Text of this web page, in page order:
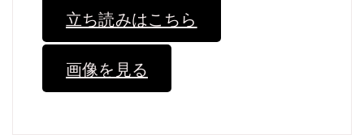
立ち読みはこちら
画像を見る